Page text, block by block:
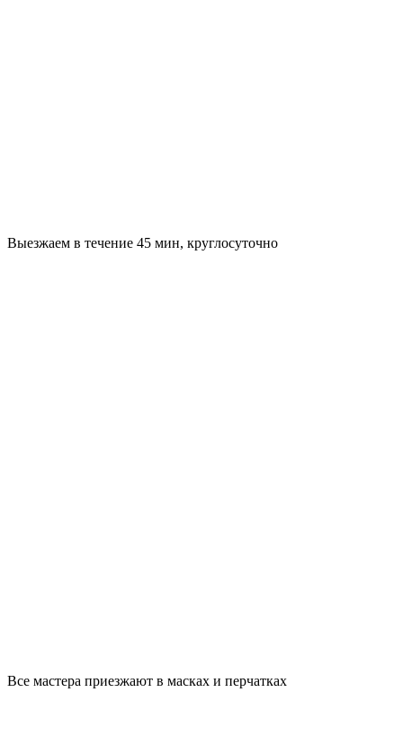
Выезжаем в течение 45 мин, круглосуточно
Все мастера приезжают в масках и перчатках